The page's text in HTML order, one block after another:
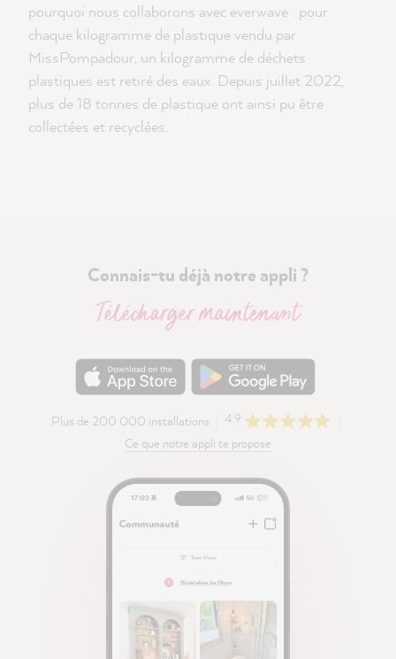
pourquoi nous collaborons avec everwave : pour
chaque kilogramme de plastique vendu par
MissPompadour, un kilogramme de déchets
plastiques est retiré des eaux. Depuis juillet 2022,
plus de 18 tonnes de plastique ont ainsi pu être
collectées et recyclées.
Connais-tu déjà notre appli ?
Télécharger maintenant
Plus de 200 000 installations
4.9
Ce que notre appli te propose